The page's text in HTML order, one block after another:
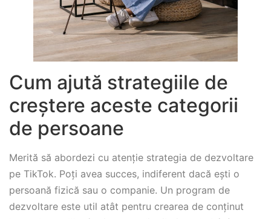
Cum ajută strategiile de
creștere aceste categorii
de persoane
Merită să abordezi cu atenție strategia de dezvoltare
pe TikTok. Poți avea succes, indiferent dacă ești o
persoană fizică sau o companie. Un program de
dezvoltare este util atât pentru crearea de conținut